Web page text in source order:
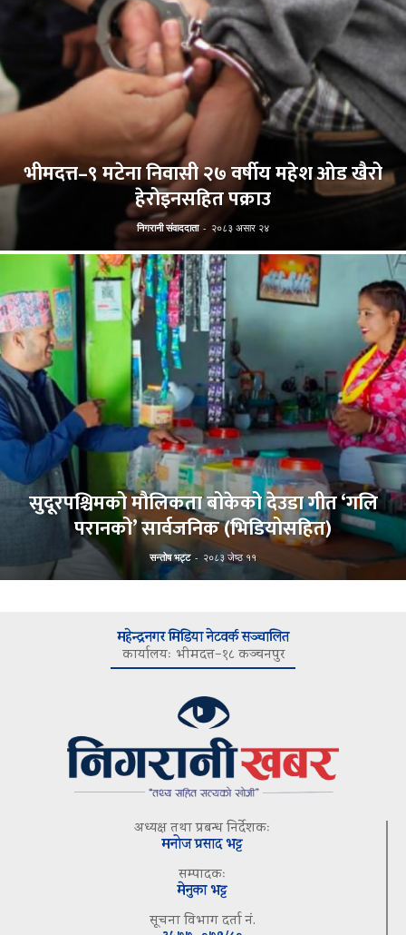
भीमदत्त–९ मटेना निवासी २७ वर्षीय महेश ओड खैरो
हेरोइनसहित पक्राउ
निगरानी संवाददाता - २०८३ असार २४
सुदूरपश्चिमको मौलिकता बोकेको देउडा गीत ‘गलि
परानको’ सार्वजनिक (भिडियोसहित)
सन्तोष भट्ट - २०८३ जेष्ठ ११
महेन्द्रनगर मिडिया नेटवर्क सञ्चालित
कार्यालयः भीमदत्त–१८ कञ्चनपुर
अध्यक्ष तथा प्रबन्ध निर्देशकः
मनोज प्रसाद भट्ट
सम्पादकः
मेनुका भट्ट
सूचना विभाग दर्ता नं.